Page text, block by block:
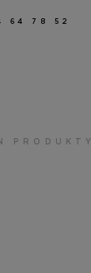
64 78 52
PRODUKTY